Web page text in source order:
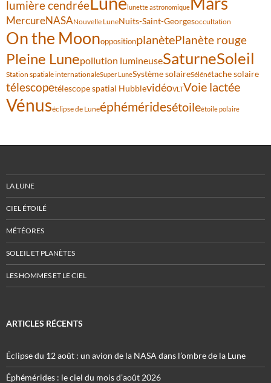
lumière cendrée lunette astronomique
MercureNASANouvelle LuneNuits-Saint-Georgesoccultation
On the MoonoppositionplanètePlanète rouge
Pleine Lunepollution lumineuseSaturneSoleil
Station spatiale internationaleSuper LuneSystème solaireSélénétache solaire
télescopetélescope spatial HubblevidéoVLTVoie lactée
Vénuséclipse de Luneéphéméridesétoileétoile polaire
LA LUNE
CIEL ÉTOILÉ
MÉTÉORES
SOLEIL ET PLANÈTES
LES HOMMES ET LE CIEL
ARTICLES RÉCENTS
Éclipse du 12 août : un avion de la NASA dans l’ombre de la Lune
Éphémérides : le ciel du mois d’août 2026